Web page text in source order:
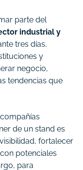
parte del
industrial y
tres días,
y
negocio,
tendencias que
de un stand es
fortalecer
potenciales
para